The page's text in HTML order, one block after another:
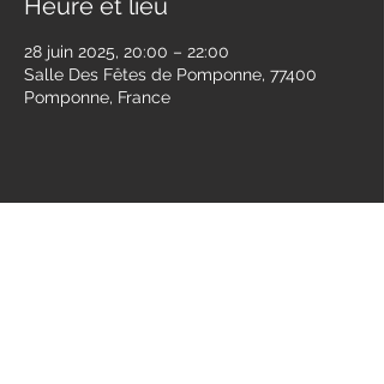
Heure et lieu
28 juin 2025, 20:00 – 22:00
Salle Des Fêtes de Pomponne, 77400
Pomponne, France